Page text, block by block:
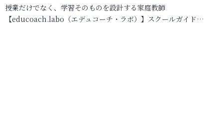
授業だけでなく、学習そのものを設計する家庭教師
【educoach.labo（エデュコーチ・ラボ）】スクールガイド…